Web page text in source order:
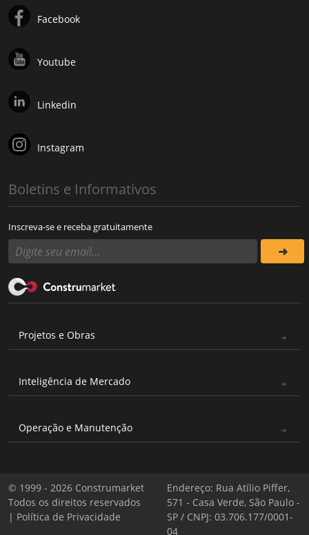
Facebook
Youtube
Linkedin
Instagram
Boletins e Informativos
Inscreva-se e receba gratuitamente
Projetos e Obras
Inteligência de Mercado
Operação e Manutenção
© 1999 - 2026 Construmarket
Todos os direitos reservados
| Política de Privacidade
Endereço: Rua Atílio Piffer,
571 - Casa Verde, São Paulo -
SP / CNPJ: 03.706.177/0001-
04